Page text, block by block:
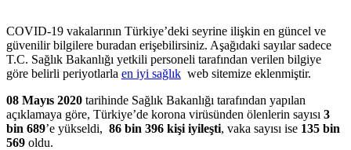
COVID-19 vakalarının Türkiye’deki seyrine ilişkin en güncel ve
güvenilir bilgilere buradan erişebilirsiniz. Aşağıdaki sayılar sadece
T.C. Sağlık Bakanlığı yetkili personeli tarafından verilen bilgiye
göre belirli periyotlarla en iyi sağlık web sitemize eklenmiştir.
08 Mayıs 2020 tarihinde Sağlık Bakanlığı tarafından yapılan
açıklamaya göre, Türkiye’de korona virüsünden ölenlerin sayısı 3
bin 689’e yükseldi, 86 bin 396 kişi iyileşti, vaka sayısı ise 135 bin
569 oldu.